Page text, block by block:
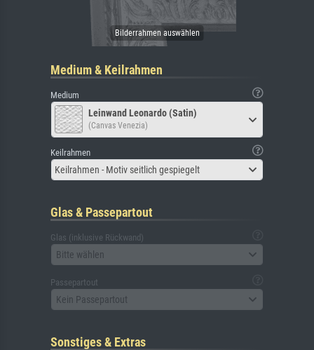
Medium & Keilrahmen
Medium
Leinwand Leonardo (Satin)
(Canvas Venezia)
Keilrahmen
Keilrahmen - Motiv seitlich gespiegelt
Glas & Passepartout
Glas (inklusive Rückwand)
Bitte wählen
Passepartout
Kein Passepartout
Sonstiges & Extras